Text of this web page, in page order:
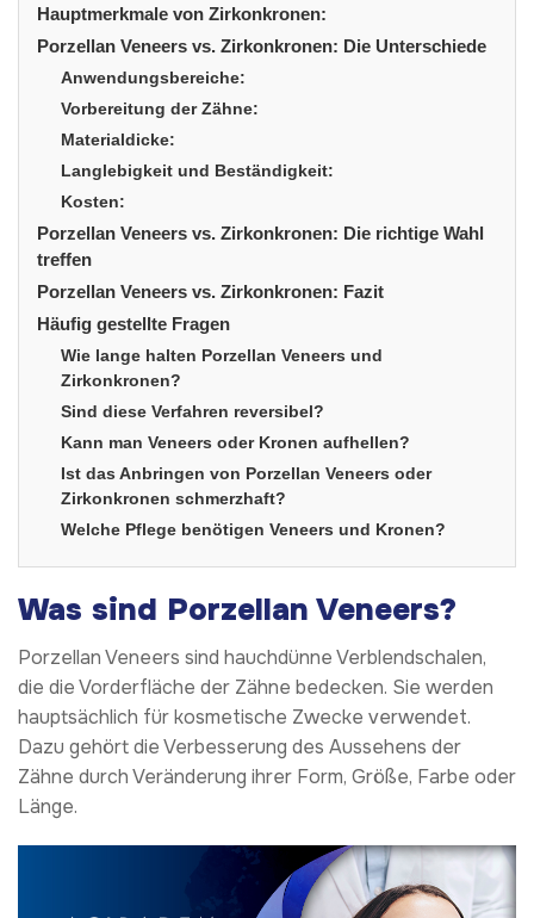
Hauptmerkmale von Zirkonkronen:
Porzellan Veneers vs. Zirkonkronen: Die Unterschiede
Anwendungsbereiche:
Vorbereitung der Zähne:
Materialdicke:
Langlebigkeit und Beständigkeit:
Kosten:
Porzellan Veneers vs. Zirkonkronen: Die richtige Wahl
treffen
Porzellan Veneers vs. Zirkonkronen: Fazit
Häufig gestellte Fragen
Wie lange halten Porzellan Veneers und
Zirkonkronen?
Sind diese Verfahren reversibel?
Kann man Veneers oder Kronen aufhellen?
Ist das Anbringen von Porzellan Veneers oder
Zirkonkronen schmerzhaft?
Welche Pflege benötigen Veneers und Kronen?
Was sind Porzellan Veneers?
Porzellan Veneers sind hauchdünne Verblendschalen,
die die Vorderfläche der Zähne bedecken. Sie werden
hauptsächlich für kosmetische Zwecke verwendet.
Dazu gehört die Verbesserung des Aussehens der
Zähne durch Veränderung ihrer Form, Größe, Farbe oder
Länge.